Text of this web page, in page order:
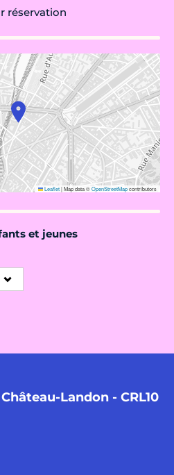
réservation
Leaflet|Map data ©OpenStreetMapcontributors
et jeunes
Landon - CRL10